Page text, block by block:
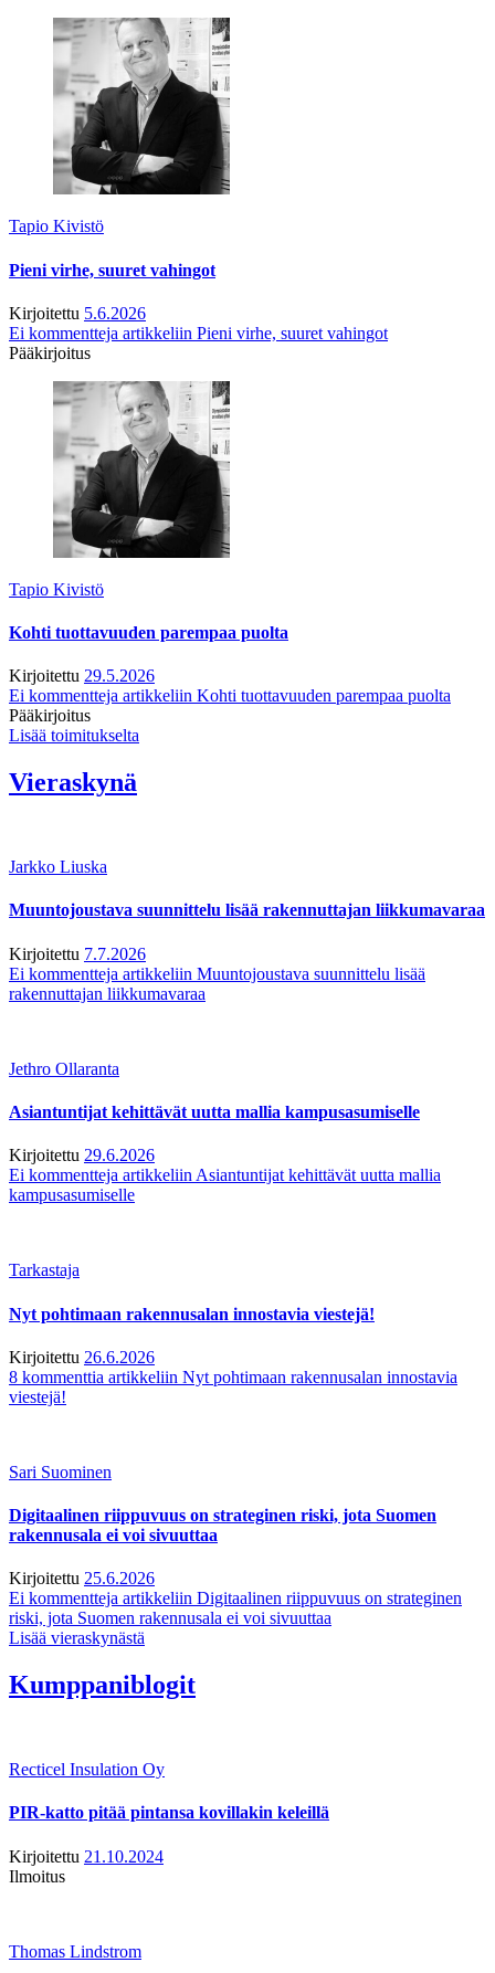
Tapio Kivistö
Pieni virhe, suuret vahingot
Kirjoitettu 5.6.2026
Ei kommentteja artikkeliin Pieni virhe, suuret vahingot
Pääkirjoitus
Tapio Kivistö
Kohti tuottavuuden parempaa puolta
Kirjoitettu 29.5.2026
Ei kommentteja artikkeliin Kohti tuottavuuden parempaa puolta
Pääkirjoitus
Lisää toimitukselta
Vieraskynä
Jarkko Liuska
Muuntojoustava suunnittelu lisää rakennuttajan liikkumavaraa
Kirjoitettu 7.7.2026
Ei kommentteja artikkeliin Muuntojoustava suunnittelu lisää
rakennuttajan liikkumavaraa
Jethro Ollaranta
Asiantuntijat kehittävät uutta mallia kampusasumiselle
Kirjoitettu 29.6.2026
Ei kommentteja artikkeliin Asiantuntijat kehittävät uutta mallia
kampusasumiselle
Tarkastaja
Nyt pohtimaan rakennusalan innostavia viestejä!
Kirjoitettu 26.6.2026
8 kommenttia artikkeliin Nyt pohtimaan rakennusalan innostavia
viestejä!
Sari Suominen
Digitaalinen riippuvuus on strateginen riski, jota Suomen
rakennusala ei voi sivuuttaa
Kirjoitettu 25.6.2026
Ei kommentteja artikkeliin Digitaalinen riippuvuus on strateginen
riski, jota Suomen rakennusala ei voi sivuuttaa
Lisää vieraskynästä
Kumppaniblogit
Recticel Insulation Oy
PIR-katto pitää pintansa kovillakin keleillä
Kirjoitettu 21.10.2024
Ilmoitus
Thomas Lindstrom